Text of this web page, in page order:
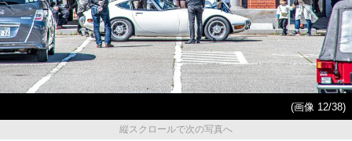
(画像 12/38)
縦スクロールで次の写真へ